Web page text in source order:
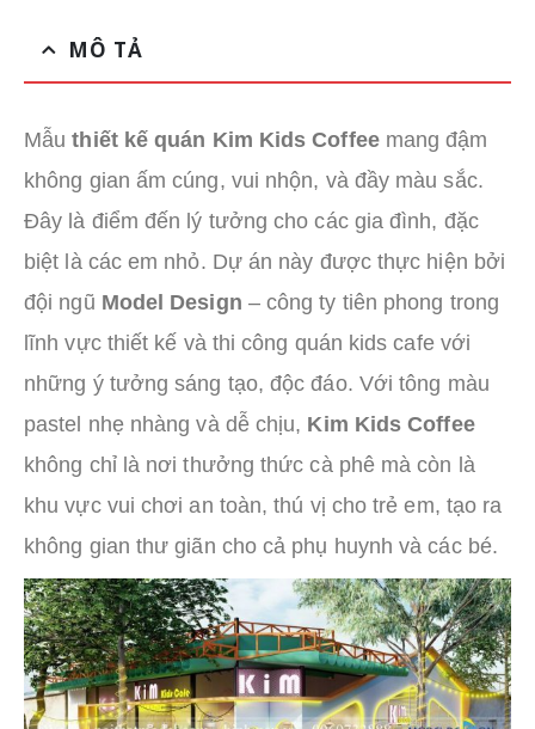
MÔ TẢ
Mẫuthiết kế quán Kim Kids Coffeemang đậm
không gian ấm cúng, vui nhộn, và đầy màu sắc.
Đây là điểm đến lý tưởng cho các gia đình, đặc
biệt là các em nhỏ. Dự án này được thực hiện bởi
đội ngũ Model Design – công ty tiên phong trong
lĩnh vực thiết kế và thi công quán kids cafe với
những ý tưởng sáng tạo, độc đáo. Với tông màu
pastel nhẹ nhàng và dễ chịu, Kim Kids Coffee
không chỉ là nơi thưởng thức cà phê mà còn là
khu vực vui chơi an toàn, thú vị cho trẻ em, tạo ra
không gian thư giãn cho cả phụ huynh và các bé.